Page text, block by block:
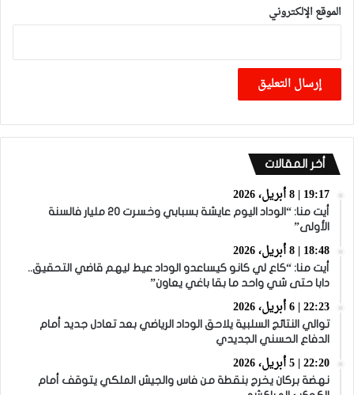
الموقع الإلكتروني
أخر المقالات
19:17 | 8 أبريل، 2026
أيت منا: “الوداد اليوم عايشة بسبابي وخسرت 20 مليار فالسنة
الأولى”
18:48 | 8 أبريل، 2026
أيت منا: “كاع لي كانو كيساعدو الوداد عيط ليهم قاضي التحقيق..
دابا حتى شي واحد ما بقا باغي يعاون”
22:23 | 6 أبريل، 2026
توالي النتائج السلبية يلاحق الوداد الرياضي بعد تعادل جديد أمام
الدفاع الحسني الجديدي
22:20 | 5 أبريل، 2026
نهضة بركان يخرج بنقطة من فاس والجيش الملكي يتوقف أمام